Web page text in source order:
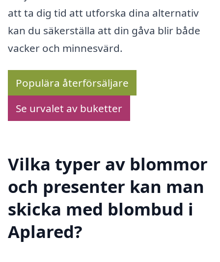
att ta dig tid att utforska dina alternativ
kan du säkerställa att din gåva blir både
vacker och minnesvärd.
Populära återförsäljare
Se urvalet av buketter
Vilka typer av blommor
och presenter kan man
skicka med blombud i
Aplared?